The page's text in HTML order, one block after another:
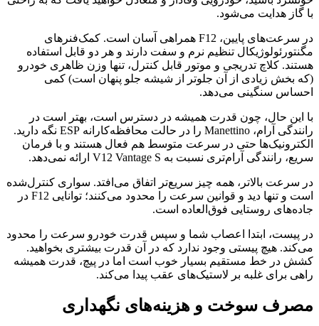
با گاز هدایت می‌شود.
در سرعت‌های پایین، F12 همراهی آسان است. کمک‌فنرهای
مگنتورئولوژیکال تنظیم نرم و سفت دارند و هر دو قابل استفاده
هستند. کلاچ تدریجی و موتور قابل کنترل، تنها وزن ظاهری خودرو
(که بخش زیادی از آن جلوتر از شیشه جلو پنهان است) کمی
احساس سنگینی می‌دهد.
با این حال، چون قدرت همیشه در دسترس است، بهتر است در
رانندگی آرام، Manettino را در حالت محافظه‌کارانه ESP نگه دارید.
الکترونیک‌ها حتی در سرعت متوسط هم فعال هستند و با فرمان
سریع، رانندگی آرام‌تری نسبت به V12 Vantage S ارائه نمی‌دهد.
در سرعت بالاتر، همه چیز سریع‌تر اتفاق می‌افتد. سواری کنترل‌شده
است و تنها دید و قوانین سرعت را محدود می‌کنند؛ توانایی F12 در
جاده‌های روستایی فوق‌العاده است.
در پیست، ابتدا اعصاب شما و سپس قدرت خودرو سرعت را محدود
می‌کند. هیچ پیستی وجود ندارد که در آن قدرت بیشتری بخواهید.
کشش در خط مستقیم بسیار خوب است اما در پیچ، قدرت همیشه
راهی برای غلبه بر لاستیک‌های عقب پیدا می‌کند.
مصرف سوخت و هزینه‌های نگهداری